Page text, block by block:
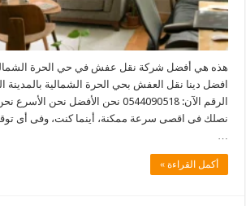
هذه هي أفضل شركة نقل عفش في حي الحرة الشمالية
افضل دينا نقل العفش بحي الحرة الشمالية بالمدينة
الرقم الآن: 0544090518 نحن الأفضل
أكمل القراءة »